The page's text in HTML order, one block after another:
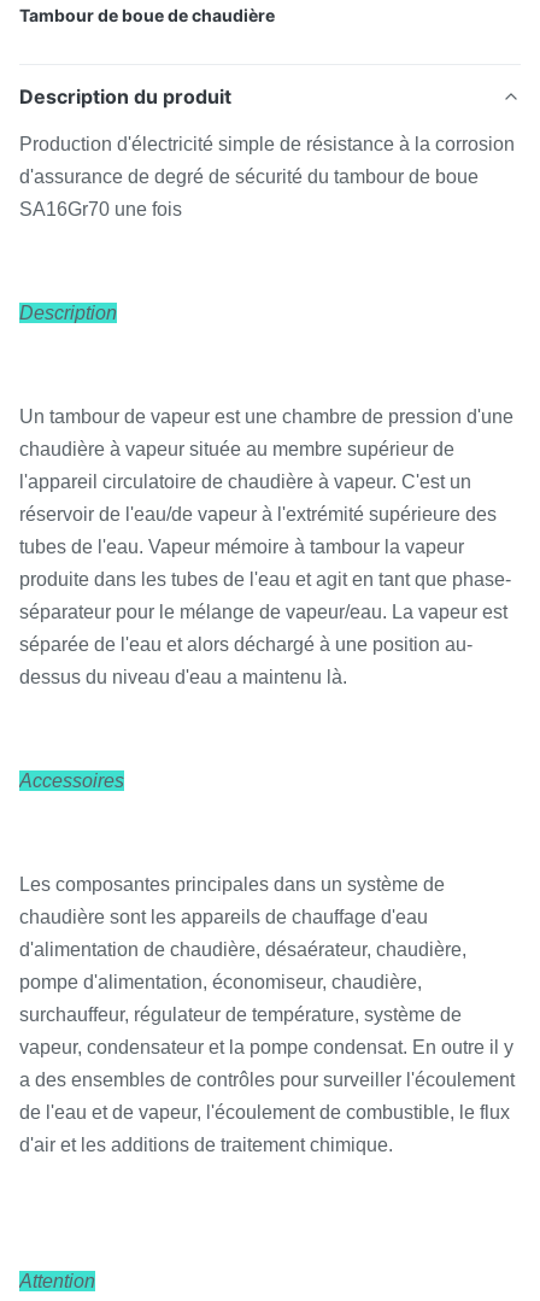
Tambour de boue de chaudière
Description du produit
Production d'électricité simple de résistance à la corrosion
d'assurance de degré de sécurité du tambour de boue
SA16Gr70 une fois
Description
Un tambour de vapeur est une chambre de pression d'une
chaudière à vapeur située au membre supérieur de
l'appareil circulatoire de chaudière à vapeur. C'est un
réservoir de l'eau/de vapeur à l'extrémité supérieure des
tubes de l'eau. Vapeur mémoire à tambour la vapeur
produite dans les tubes de l'eau et agit en tant que phase-
séparateur pour le mélange de vapeur/eau. La vapeur est
séparée de l'eau et alors déchargé à une position au-
dessus du niveau d'eau a maintenu là.
Accessoires
Les composantes principales dans un système de
chaudière sont les appareils de chauffage d'eau
d'alimentation de chaudière, désaérateur, chaudière,
pompe d'alimentation, économiseur, chaudière,
surchauffeur, régulateur de température, système de
vapeur, condensateur et la pompe condensat. En outre il y
a des ensembles de contrôles pour surveiller l'écoulement
de l'eau et de vapeur, l'écoulement de combustible, le flux
d'air et les additions de traitement chimique.
Attention